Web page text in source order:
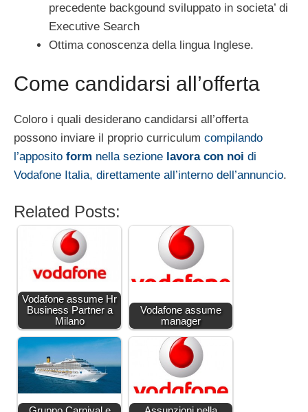
precedente backgound sviluppato in societa’ di
Executive Search
Ottima conoscenza della lingua Inglese.
Come candidarsi all’offerta
Coloro i quali desiderano candidarsi all’offerta
possono inviare il proprio curriculum compilando
l’apposito form nella sezione lavora con noi di
Vodafone Italia, direttamente all’interno dell’annuncio.
Related Posts:
Vodafone assume Hr
Business Partner a
Milano
Vodafone assume
manager